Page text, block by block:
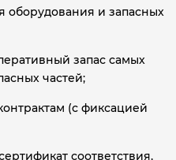
оборудования и запасных
запас самых
частей;
(с фиксацией
соответствия,